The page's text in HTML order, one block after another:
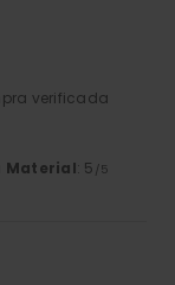
verificada
Material: 5 /5